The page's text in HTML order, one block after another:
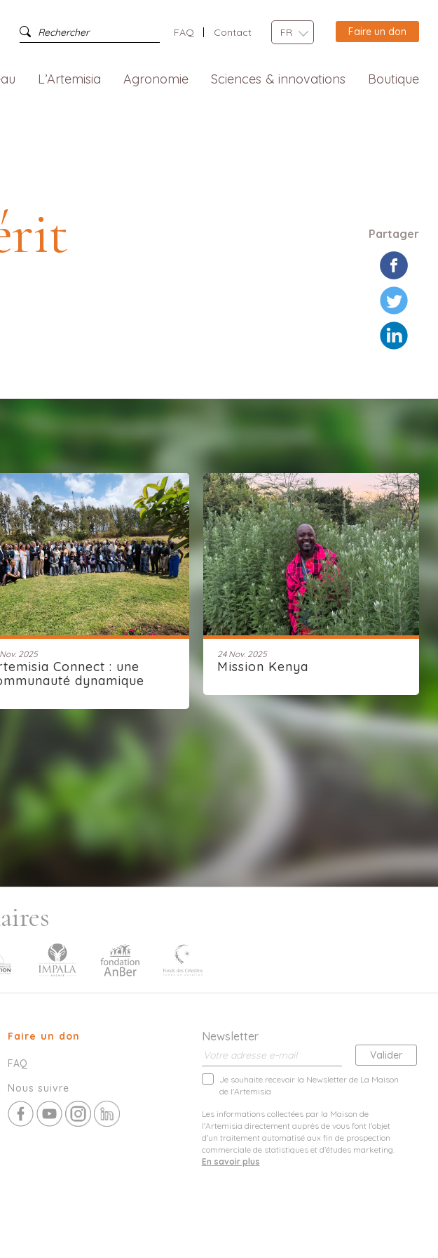
FAQ Contact FR Faire un don
L’Artemisia Agronomie Sciences & innovations Boutique
Partager
2025
Connect : une
dynamique
24 Nov. 2025
Mission Kenya
Faire un don
FAQ
Nous suivre
Newsletter
Je souhaite recevoir la Newsletter de La Maison
de l'Artemisia
Les informations collectées par la Maison de
l'Artemisia directement auprès de vous font l'objet
d'un traitement automatisé aux fin de prospection
commerciale de statistiques et d'études marketing.
En savoir plus